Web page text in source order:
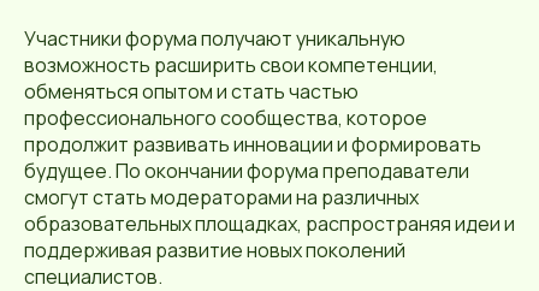
Участники форума получают уникальную
возможность расширить свои компетенции,
обменяться опытом и стать частью
профессионального сообщества, которое
продолжит развивать инновации и формировать
будущее. По окончании форума преподаватели
смогут стать модераторами на различных
образовательных площадках, распространяя идеи и
поддерживая развитие новых поколений
специалистов.